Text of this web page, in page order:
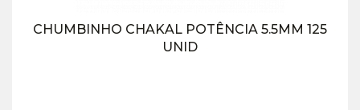
CHUMBINHO CHAKAL POTÊNCIA 5.5MM 125
UNID